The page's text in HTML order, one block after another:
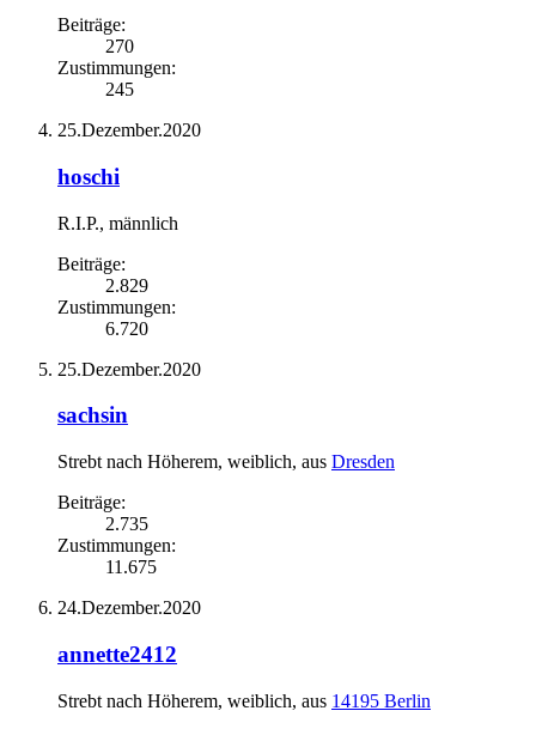
Beiträge:
270
Zustimmungen:
245
25.Dezember.2020
hoschi
R.I.P., männlich
Beiträge:
2.829
Zustimmungen:
6.720
25.Dezember.2020
sachsin
Strebt nach Höherem, weiblich, aus Dresden
Beiträge:
2.735
Zustimmungen:
11.675
24.Dezember.2020
annette2412
Strebt nach Höherem, weiblich, aus 14195 Berlin